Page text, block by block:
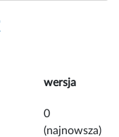
wersja
0
(najnowsza)